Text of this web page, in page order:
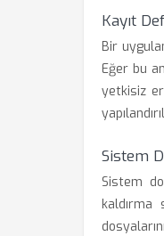
Kayıt
Bir
Eğer bu
yetkisiz
Sistem
Sistem
kaldırma